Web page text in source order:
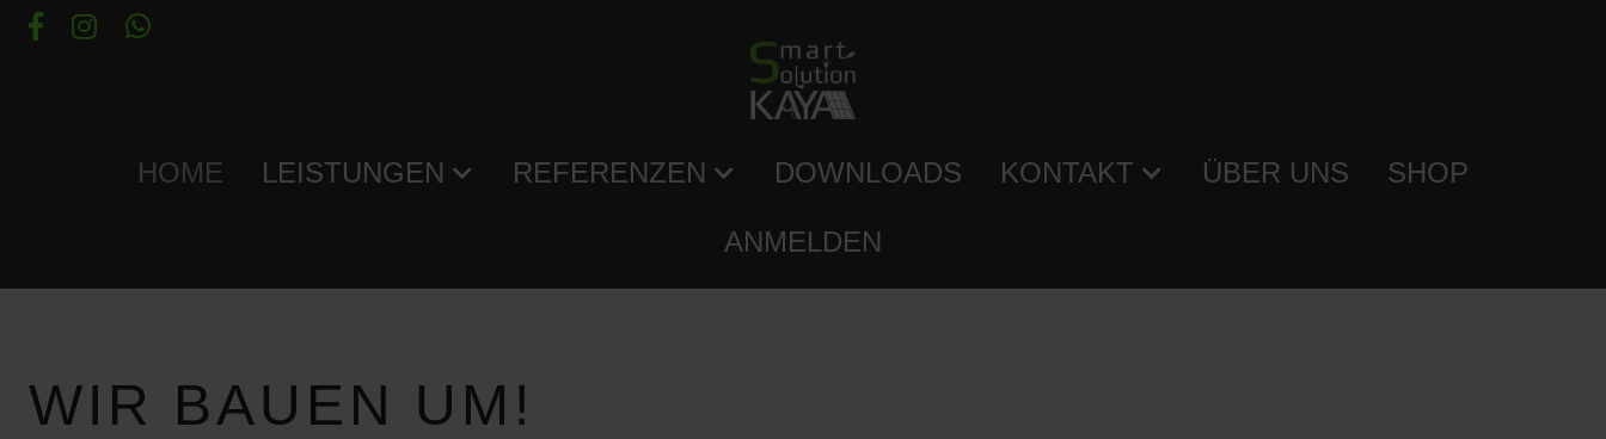
HOME LEISTUNGEN REFERENZEN DOWNLOADS KONTAKT ÜBER UNS SHOP
ANMELDEN
WIR BAUEN UM!